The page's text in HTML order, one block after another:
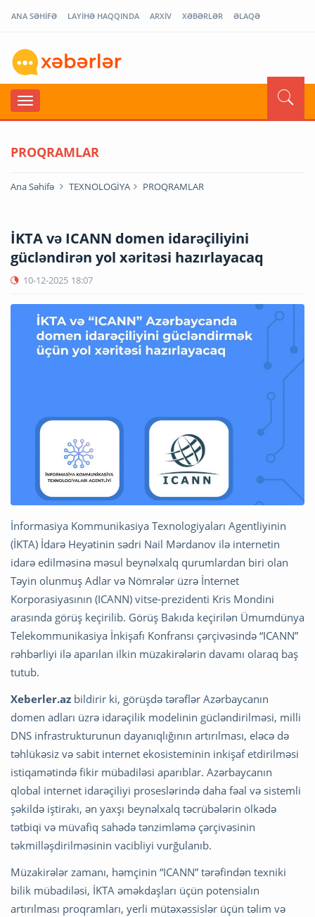
ANA SƏHİFƏ LAYİHƏ HAQQINDA ARXİV XƏBƏRLƏR ƏLAQƏ
PROQRAMLAR
Ana Səhifə TEXNOLOGİYA PROQRAMLAR
İKTA və ICANN domen idarəçiliyini
gücləndirən yol xəritəsi hazırlayacaq
10-12-2025 18:07
İnformasiya Kommunikasiya Texnologiyaları Agentliyinin
(İKTA) İdarə Heyətinin sədri Nail Mərdanov ilə internetin
idarə edilməsinə məsul beynəlxalq qurumlardan biri olan
Təyin olunmuş Adlar və Nömrələr üzrə İnternet
Korporasiyasının (ICANN) vitse-prezidenti Kris Mondini
arasında görüş keçirilib. Görüş Bakıda keçirilən Ümumdünya
Telekommunikasiya İnkişafı Konfransı çərçivəsində “ICANN”
rəhbərliyi ilə aparılan ilkin müzakirələrin davamı olaraq baş
tutub.
Xeberler.az bildirir ki, görüşdə tərəflər Azərbaycanın
domen adları üzrə idarəçilik modelinin gücləndirilməsi, milli
DNS infrastrukturunun dayanıqlığının artırılması, eləcə də
təhlükəsiz və sabit internet ekosisteminin inkişaf etdirilməsi
istiqamətində fikir mübadiləsi aparıblar. Azərbaycanın
qlobal internet idarəçiliyi proseslərində daha fəal və sistemli
şəkildə iştirakı, ən yaxşı beynəlxalq təcrübələrin ölkədə
tətbiqi və müvafiq sahədə tənzimləmə çərçivəsinin
təkmilləşdirilməsinin vacibliyi vurğulanıb.
Müzakirələr zamanı, həmçinin “ICANN” tərəfindən texniki
bilik mübadiləsi, İKTA əməkdaşları üçün potensialın
artırılması proqramları, yerli mütəxəssislər üçün təlim və